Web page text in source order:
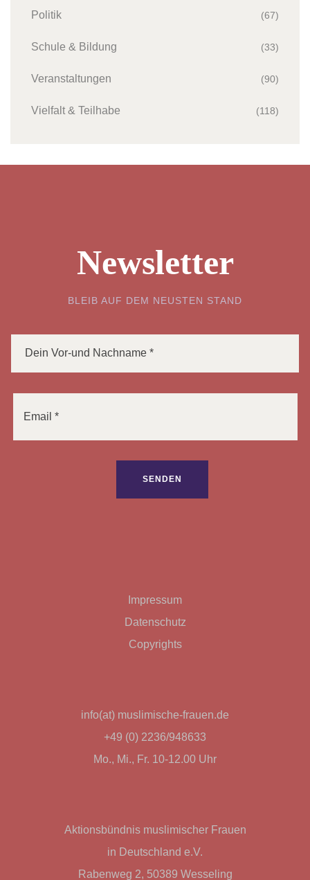
Politik (67)
Schule & Bildung (33)
Veranstaltungen (90)
Vielfalt & Teilhabe (118)
Newsletter
BLEIB AUF DEM NEUSTEN STAND
Impressum
Datenschutz
Copyrights
info(at) muslimische-frauen.de
+49 (0) 2236/948633
Mo., Mi., Fr. 10-12.00 Uhr
Aktionsbündnis muslimischer Frauen
in Deutschland e.V.
Rabenweg 2, 50389 Wesseling